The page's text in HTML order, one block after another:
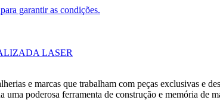
garantir as condições.
LASER
e marcas que trabalham com peças exclusivas e
uma poderosa ferramenta de construção e memória de